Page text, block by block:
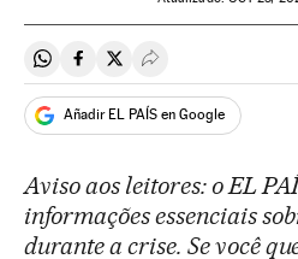
Compartir en Whatsapp
Compartir en Facebook
Compartir en Twitter
Desplegar Redes
Añadir EL PAÍS en Google
Aviso aos leitores: o EL
informações essenciais
durante a crise. Se você